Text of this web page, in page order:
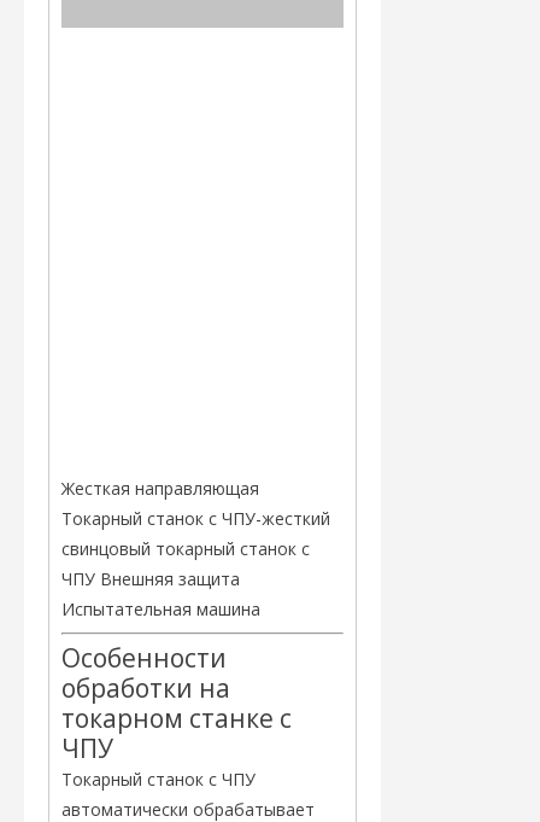
Жесткая направляющая
Токарный станок с ЧПУ-жесткий
свинцовый токарный станок с
ЧПУ Внешняя защита
Испытательная машина
Особенности
обработки на
токарном станке с
ЧПУ
Токарный станок с ЧПУ
автоматически обрабатывает